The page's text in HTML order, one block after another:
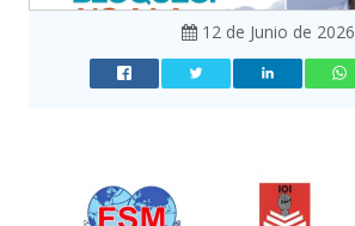
12 de Junio de 2026